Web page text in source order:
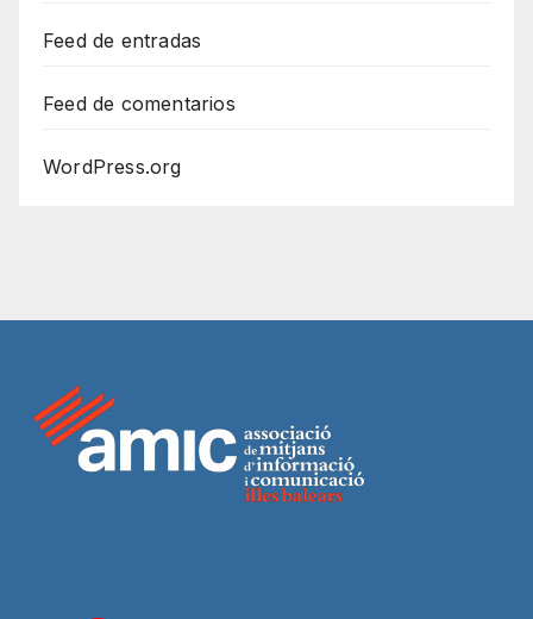
Feed de entradas
Feed de comentarios
WordPress.org